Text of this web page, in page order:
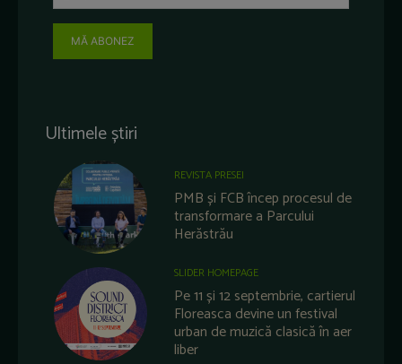
MĂ ABONEZ
Ultimele știri
REVISTA PRESEI
PMB și FCB încep procesul de
transformare a Parcului
Herăstrău
SLIDER HOMEPAGE
Pe 11 și 12 septembrie, cartierul
Floreasca devine un festival
urban de muzică clasică în aer
liber